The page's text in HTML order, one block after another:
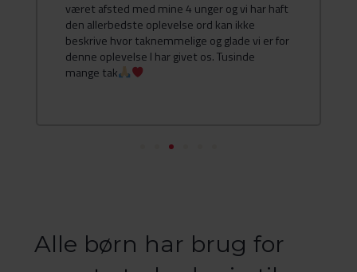
været afsted med mine 4 unger og vi har haft
den allerbedste oplevelse ord kan ikke
beskrive hvor taknemmelige og glade vi er for
denne oplevelse I har givet os. Tusinde
mange tak
Alle børn har brug for